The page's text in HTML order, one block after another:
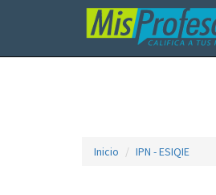
Inicio IPN - ESIQIE